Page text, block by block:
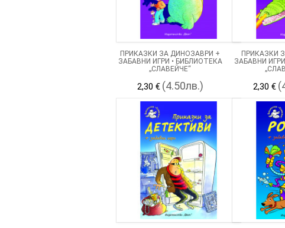
ПРИКАЗКИ ЗА ДИНОЗАВРИ +
ЗАБАВНИ ИГРИ • БИБЛИОТЕКА
„СЛАВЕЙЧЕ“
2,30 € (4.50лв.)
ПРИКАЗКИ
ЗАБАВНИ
2,30 €